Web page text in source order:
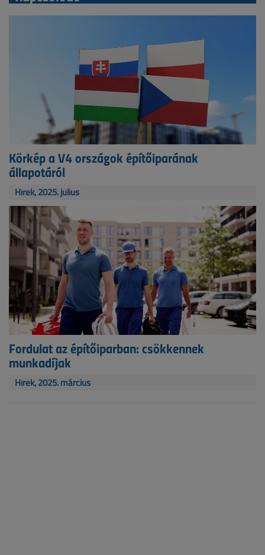
Körkép a V4 országok építőiparának
állapotáról
Hírek, 2025. július
Fordulat az építőiparban: csökkennek
munkadíjak
Hírek, 2025. március